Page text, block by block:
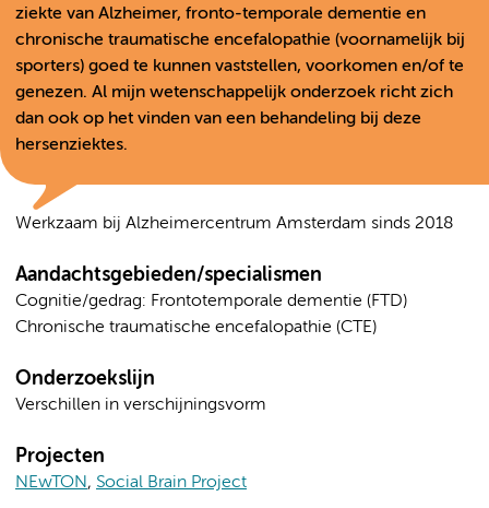
ziekte van Alzheimer, fronto-temporale dementie en
chronische traumatische encefalopathie (voornamelijk bij
sporters) goed te kunnen vaststellen, voorkomen en/of te
genezen. Al mijn wetenschappelijk onderzoek richt zich
dan ook op het vinden van een behandeling bij deze
hersenziektes.
Werkzaam bij Alzheimercentrum Amsterdam sinds 2018
Aandachtsgebieden/specialismen
Cognitie/gedrag: Frontotemporale dementie (FTD)
Chronische traumatische encefalopathie (CTE)
Onderzoekslijn
Verschillen in verschijningsvorm
Projecten
NEwTON, Social Brain Project